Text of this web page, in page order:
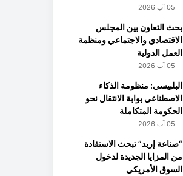
05 آب 2026
بحث التعاون بين المجلس
الاقتصادي والاجتماعي ومنظمة
العمل الدولية
05 آب 2026
البلبيسي: منظومة الذكاء
الاصطناعي بوابة الانتقال نحو
الحكومة المتكاملة
05 آب 2026
“صناعة إربد” تبحث الاستفادة
من المزايا الجديدة لدخول
السوق الأمريكي